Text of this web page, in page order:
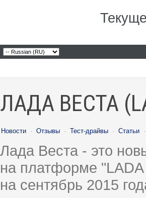
ЛАДА ВЕСТА
Новости · Отзывы · Тест-драйвы · Статьи ·
Лада Веста - это
на платформе
на сентябрь 2015